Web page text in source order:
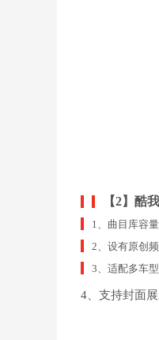
【2】酷
1、曲目库容
2、设有原创
3、适配多车
4、支持封面